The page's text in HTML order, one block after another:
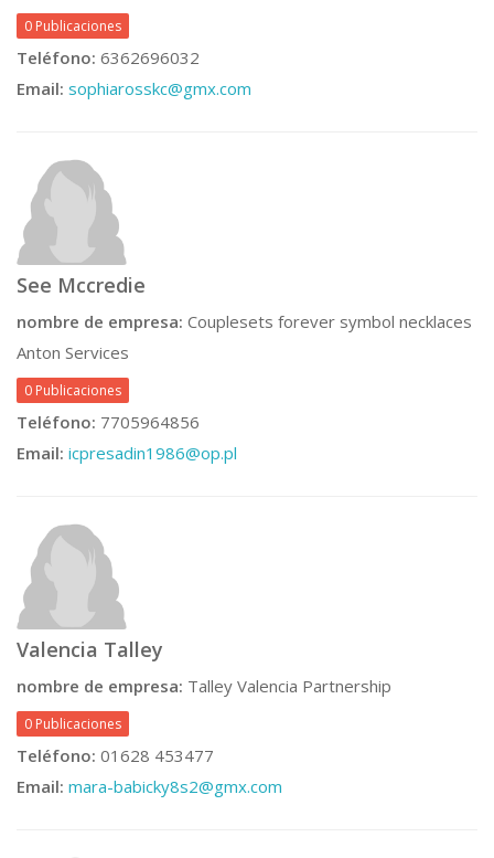
0 Publicaciones
Teléfono: 6362696032
Email: sophiarosskc@gmx.com
See Mccredie
nombre de empresa: Couplesets forever symbol necklaces
Anton Services
0 Publicaciones
Teléfono: 7705964856
Email: icpresadin1986@op.pl
Valencia Talley
nombre de empresa: Talley Valencia Partnership
0 Publicaciones
Teléfono: 01628 453477
Email: mara-babicky8s2@gmx.com